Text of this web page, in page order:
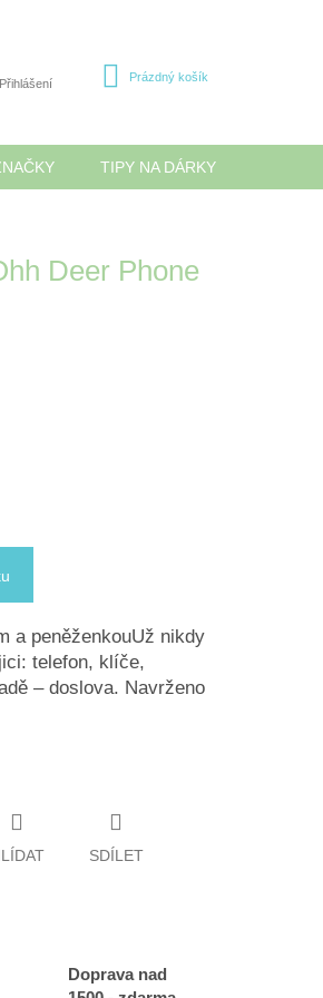
Přihlášení
NÁKUPNÍ
Prázdný košík
TIPY NA DÁRKY
Deer Phone
a peněženkouUž nikdy
telefon, klíče,
– doslova. Navrženo
SDÍLET
Doprava nad